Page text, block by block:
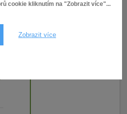
cookie kliknutím na "Zobrazit více"...
Zobrazit více